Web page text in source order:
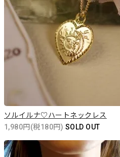
ソルイルナ♡ハートネックレス
1,980円(税180円) SOLD OUT